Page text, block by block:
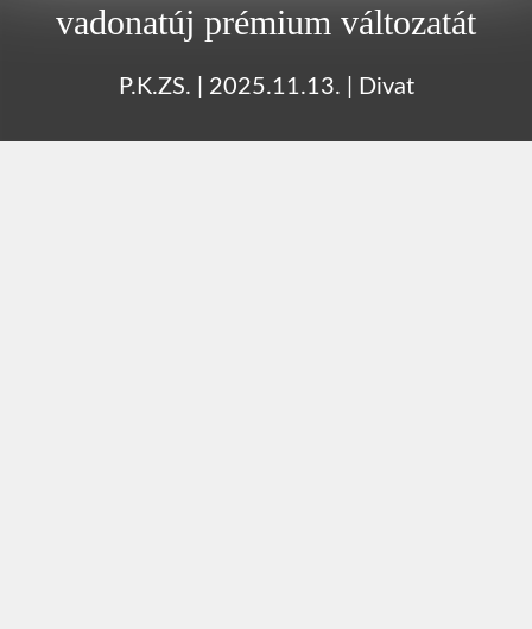
vadonatúj prémium változatát
P.K.ZS. 2025.11.13. Divat